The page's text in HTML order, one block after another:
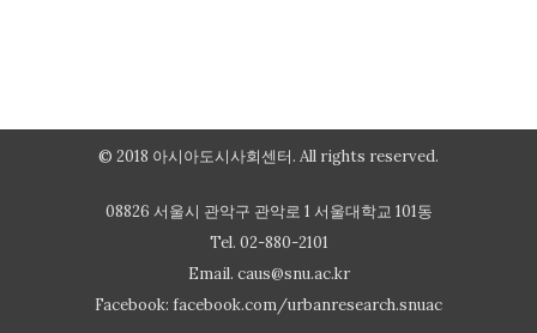
© 2018 아시아도시사회센터. All rights reserved.
08826 서울시 관악구 관악로 1 서울대학교 101동
Tel. 02-880-2101
Email. caus@snu.ac.kr
Facebook: facebook.com/urbanresearch.snuac